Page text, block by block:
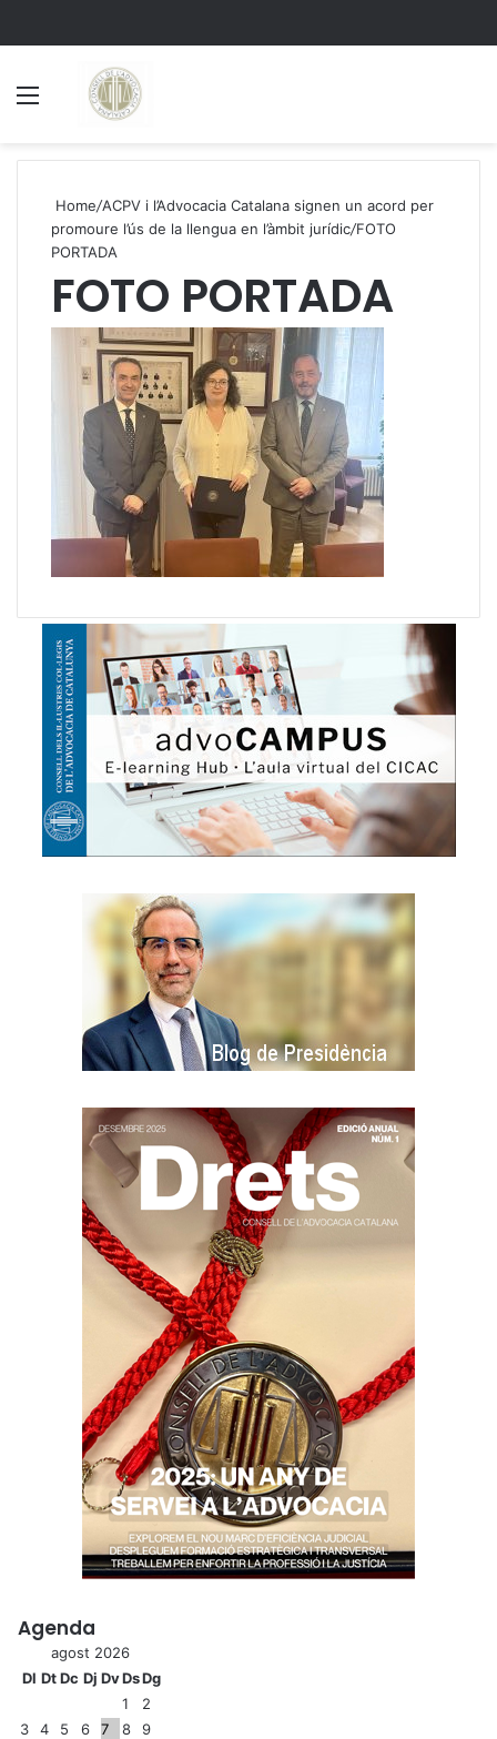
Home/ACPV i l’Advocacia Catalana signen un acord per
promoure l’ús de la llengua en l’àmbit jurídic/FOTO
PORTADA
FOTO PORTADA
Agenda
agost 2026
Dl DtDc Dj DvDsDg
1
2
3
4 5 6 7 8
9